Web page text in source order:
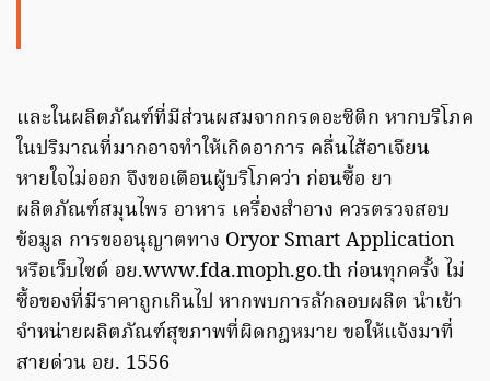
และในผลิตภัณฑ์ที่มีส่วนผสมจากกรดอะซิติก หากบริโภค
ในปริมาณที่มากอาจทำให้เกิดอาการ คลื่นไส้อาเจียน
หายใจไม่ออก จึงขอเตือนผู้บริโภคว่า ก่อนซื้อ ยา
ผลิตภัณฑ์สมุนไพร อาหาร เครื่องสำอาง ควรตรวจสอบ
ข้อมูล การขออนุญาตทาง Oryor Smart Application
หรือเว็บไซต์ อย.www.fda.moph.go.th ก่อนทุกครั้ง ไม่
ซื้อของที่มีราคาถูกเกินไป หากพบการลักลอบผลิต นำเข้า
จำหน่ายผลิตภัณฑ์สุขภาพที่ผิดกฎหมาย ขอให้แจ้งมาที่
สายด่วน อย. 1556